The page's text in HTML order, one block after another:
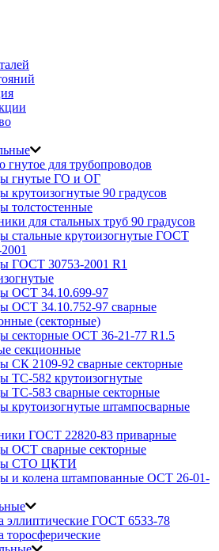
гнутое для трубопроводов
гнутые ГО и ОГ
крутоизогнутые 90 градусов
толстостенные
для стальных труб 90 градусов
стальные крутоизогнутые ГОСТ
ГОСТ 30753-2001 R1
ОСТ 34.10.699-97
ОСТ 34.10.752-97 сварные
(секторные)
секторные ОСТ 36-21-77 R1.5
секционные
СК 2109-92 сварные секторные
ТС-582 крутоизогнутые
ТС-583 сварные секторные
крутоизогнутые штампосварные
ГОСТ 22820-83 приварные
ОСТ сварные секторные
СТО ЦКТИ
и колена штампованные ОСТ 26-01-
эллиптические ГОСТ 6533-78